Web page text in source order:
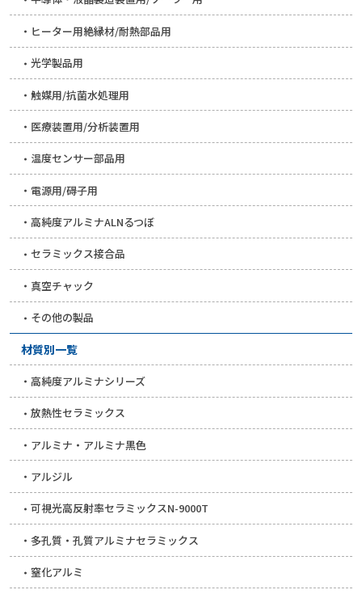
ヒーター用絶縁材/耐熱部品用
光学製品用
触媒用/抗菌水処理用
医療装置用/分析装置用
温度センサー部品用
電源用/碍子用
高純度アルミナALNるつぼ
セラミックス接合品
真空チャック
その他の製品
材質別一覧
高純度アルミナシリーズ
放熱性セラミックス
アルミナ・アルミナ黒色
アルジル
可視光高反射率セラミックスN-9000T
多孔質・孔質アルミナセラミックス
窒化アルミ